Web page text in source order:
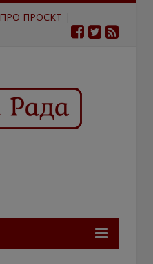
ПРО ПРОЄКТ |